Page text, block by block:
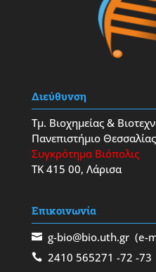
Διεύθυνση
Τμ. Βιοχημείας &
Πανεπιστήμιο Θεσσαλίας
Συγκρότημα Βιόπολις
ΤΚ 415 00, Λάρισα
Επικοινωνία
g-bio@bio.uth.gr(e-
2410 565271 -72 -73